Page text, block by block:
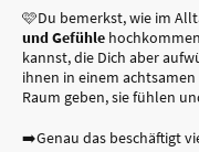
🩷Du bemerkst, wie im
und Gefühle
kannst, die Dich aber
ihnen in einem
Raum geben, sie fühlen
➡️Genau das beschäftigt